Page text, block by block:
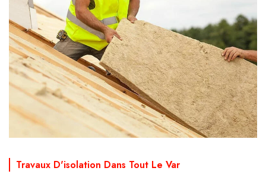
Travaux D'isolation Dans Tout Le Var